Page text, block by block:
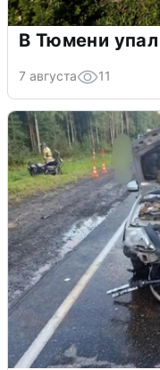
В Тюмени
7 августа 11